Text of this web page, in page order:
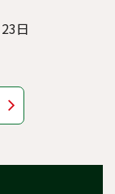
日